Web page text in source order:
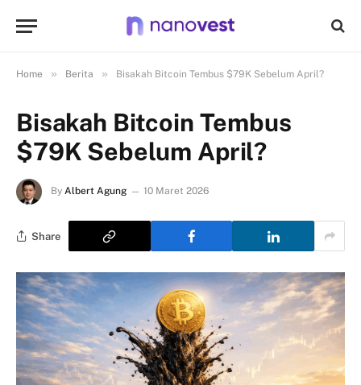
Home » Berita » Bisakah Bitcoin Tembus $79K Sebelum April?
Bisakah Bitcoin Tembus
$79K Sebelum April?
By Albert Agung 10 Maret 2026
Share